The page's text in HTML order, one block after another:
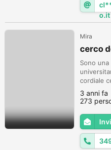
o.it
Mira
cerco
Sono
cordiale
relazione
3 anni fa
273